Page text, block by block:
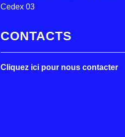
Cedex 03
CONTACTS
Cliquez ici pour nous contacter